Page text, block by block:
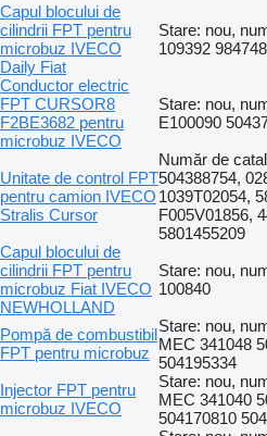
Capul blocului de
cilindrii FPT pentru
microbuz IVECO
Daily Fiat
Stare: nou,
109392
Conductor electric
FPT CURSOR8
F2BE3682 pentru
microbuz IVECO
Stare: nou,
E100090
Unitate de control FPT
pentru camion IVECO
Stralis Cursor
Număr de
504388754,
1039T02054,
F005V01856,
5801455209
Capul blocului de
cilindrii FPT pentru
microbuz Fiat IVECO
NEWHOLLAND
Stare: nou,
100840
Pompă de combustibil
FPT pentru microbuz
Stare: nou,
MEC 341048
504195334
Injector FPT pentru
microbuz IVECO
Stare: nou,
MEC 341040
504170810